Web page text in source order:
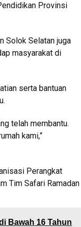
Provinsi
Solok Selatan juga
masyarakat di
serta bantuan
telah membantu.
kami,”
Perangkat
Tim Safari Ramadan
Bawah 16 Tahun